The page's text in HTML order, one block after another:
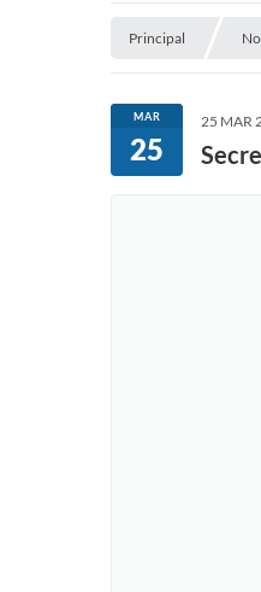
Principal
MAR
25
25 MAR